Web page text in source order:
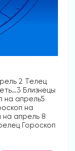
2 Телец
Близнецы
на апрель5
на
на апрель 8
Гороскоп